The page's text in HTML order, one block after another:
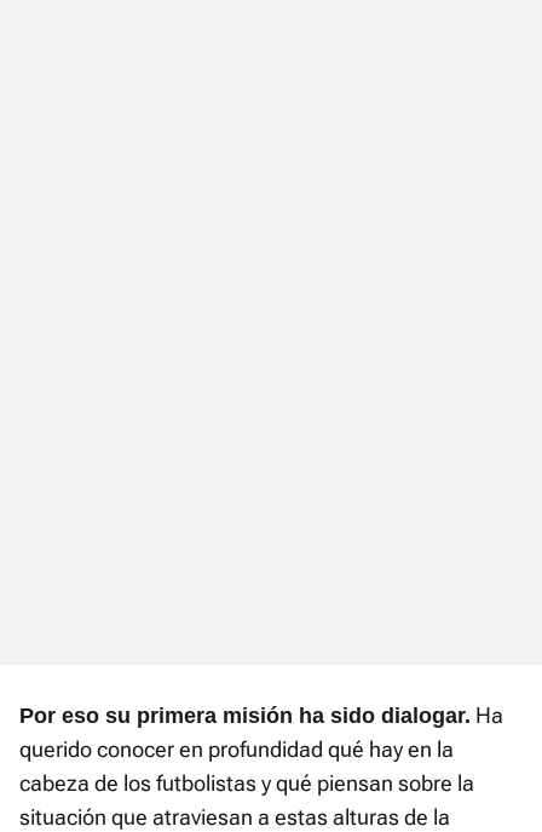
Por eso su primera misión ha sido dialogar. Ha
querido conocer en profundidad qué hay en la
cabeza de los futbolistas y qué piensan sobre la
situación que atraviesan a estas alturas de la